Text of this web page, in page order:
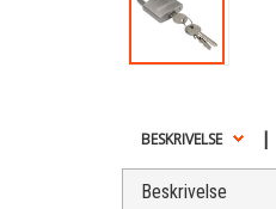
BESKRIVELSE |
Beskrivelse